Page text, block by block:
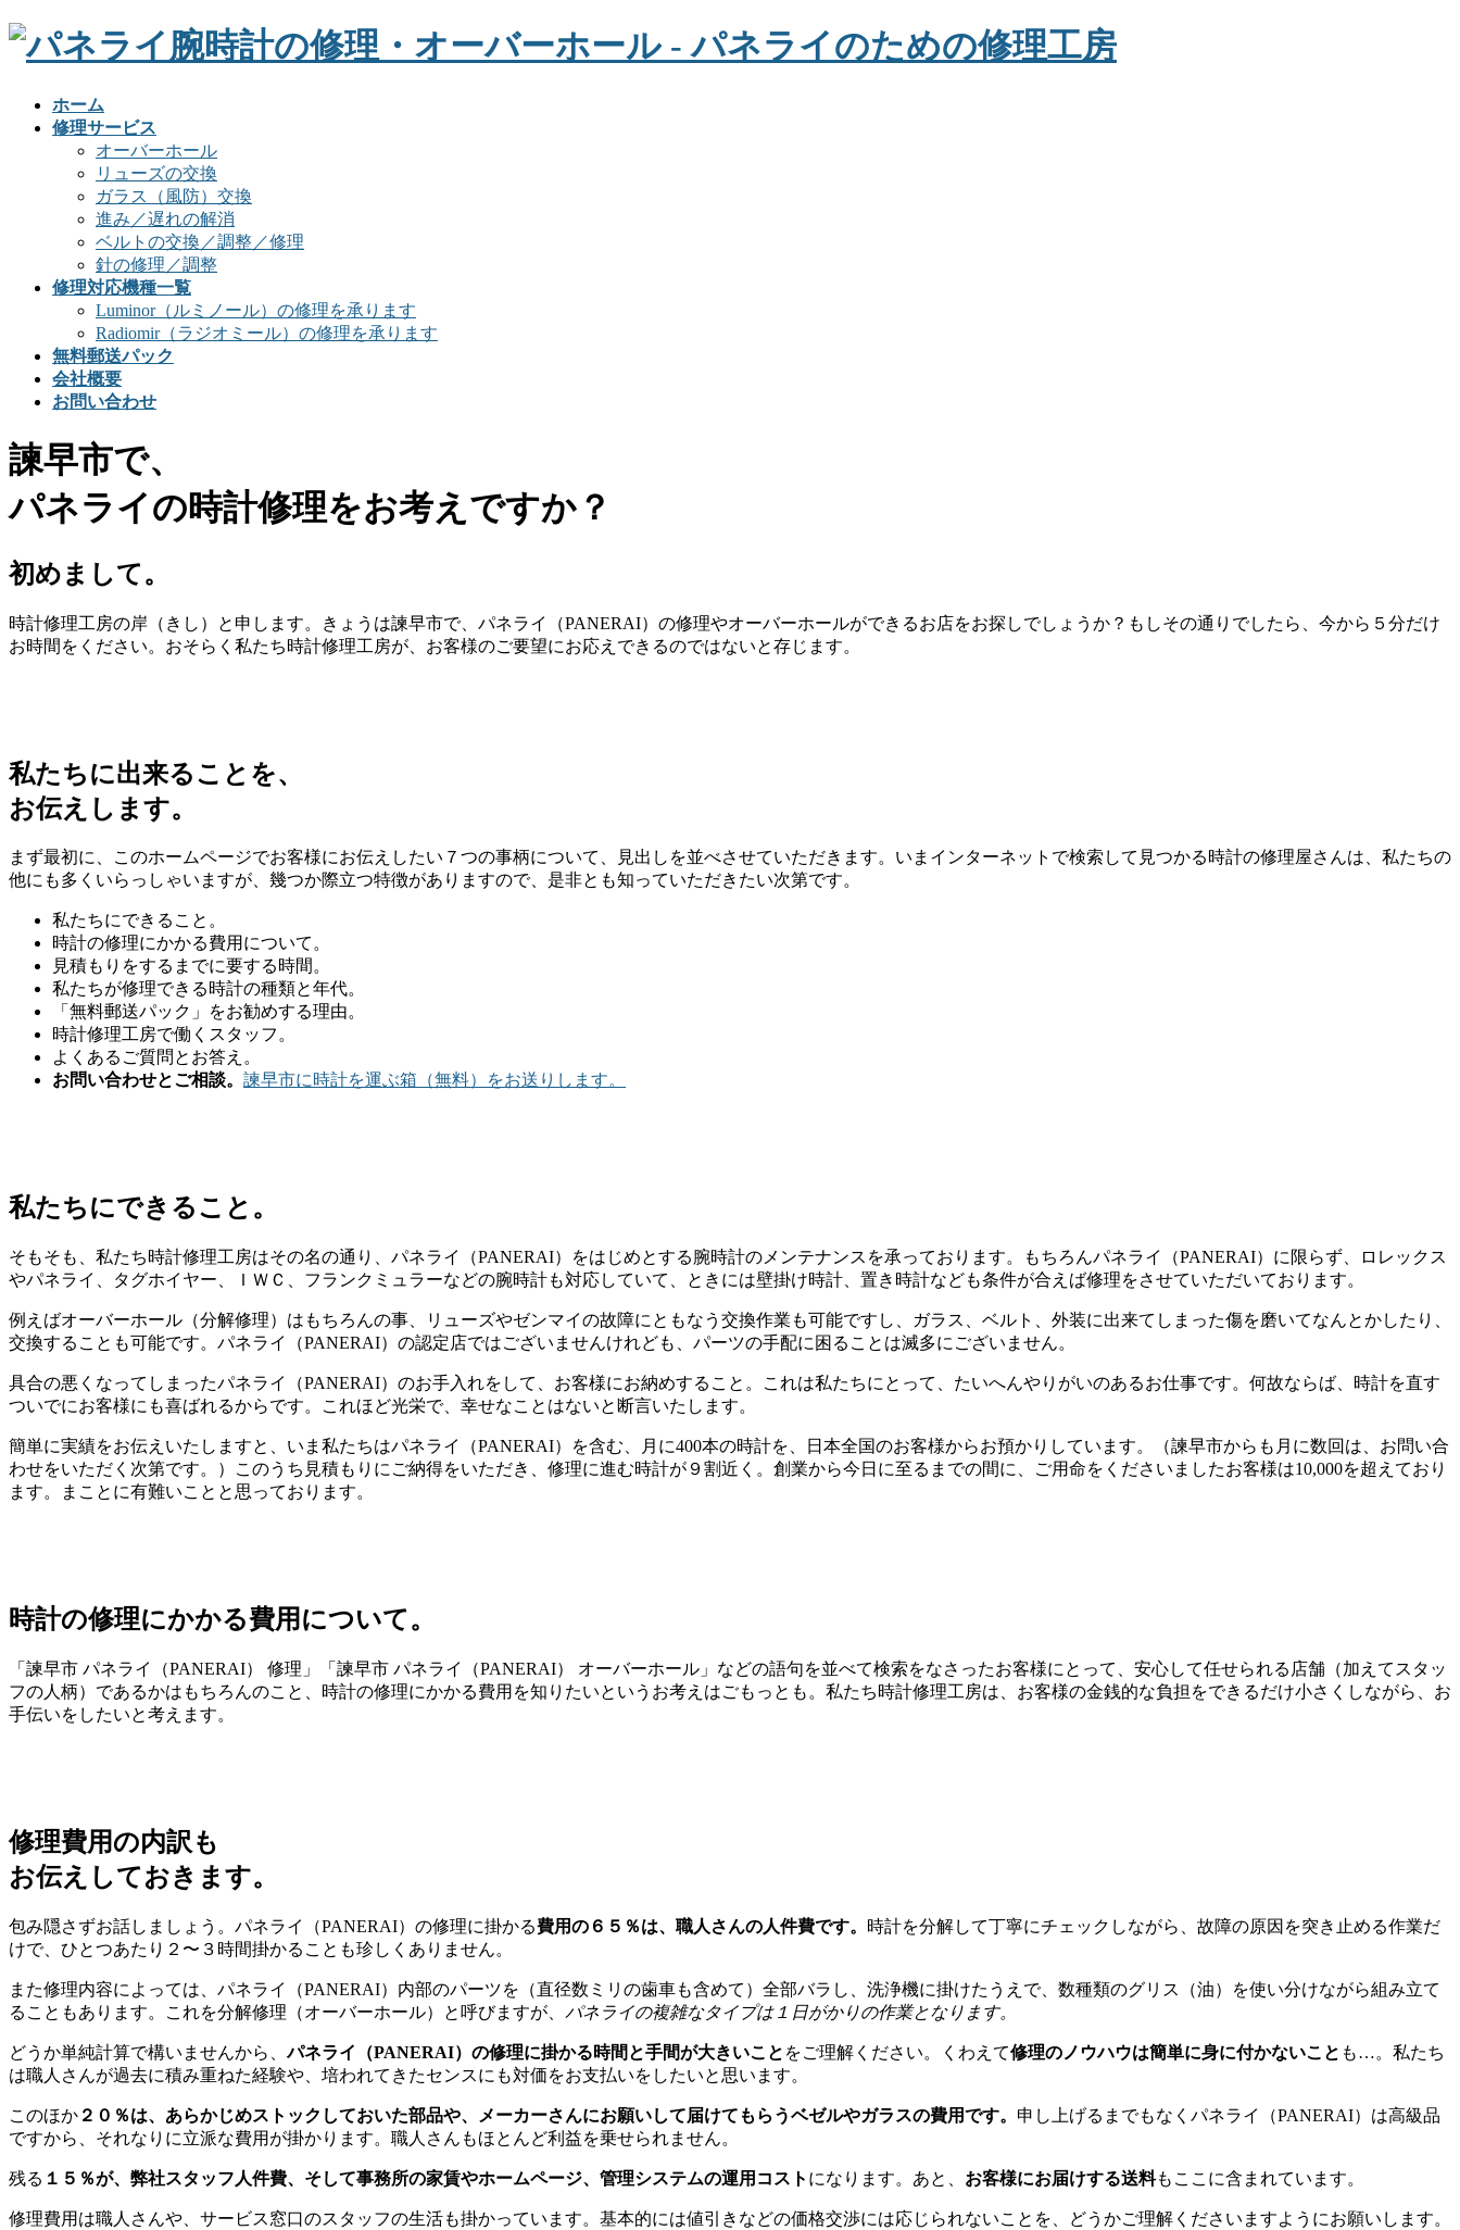
ホーム
修理サービス
オーバーホール
リューズの交換
ガラス（風防）交換
進み／遅れの解消
ベルトの交換／調整／修理
針の修理／調整
修理対応機種一覧
Luminor（ルミノール）の修理を承ります
Radiomir（ラジオミール）の修理を承ります
無料郵送パック
会社概要
お問い合わせ
諫早市で、
パネライの時計修理をお考えですか？
初めまして。
時計修理工房の岸（きし）と申します。きょうは諫早市で、パネライ（PANERAI）の修理やオーバーホールができるお店をお探しでしょうか？もしその通りでしたら、今から５分だけ
お時間をください。おそらく私たち時計修理工房が、お客様のご要望にお応えできるのではないと存じます。
私たちに出来ることを、
お伝えします。
まず最初に、このホームページでお客様にお伝えしたい７つの事柄について、見出しを並べさせていただきます。いまインターネットで検索して見つかる時計の修理屋さんは、私たちの
他にも多くいらっしゃいますが、幾つか際立つ特徴がありますので、是非とも知っていただきたい次第です。
私たちにできること。
時計の修理にかかる費用について。
見積もりをするまでに要する時間。
私たちが修理できる時計の種類と年代。
「無料郵送パック」をお勧めする理由。
時計修理工房で働くスタッフ。
よくあるご質問とお答え。
お問い合わせとご相談。 諫早市に時計を運ぶ箱（無料）をお送りします。
私たちにできること。
そもそも、私たち時計修理工房はその名の通り、パネライ（PANERAI）をはじめとする腕時計のメンテナンスを承っております。もちろんパネライ（PANERAI）に限らず、ロレックス
やパネライ、タグホイヤー、ＩＷＣ、フランクミュラーなどの腕時計も対応していて、ときには壁掛け時計、置き時計なども条件が合えば修理をさせていただいております。
例えばオーバーホール（分解修理）はもちろんの事、リューズやゼンマイの故障にともなう交換作業も可能ですし、ガラス、ベルト、外装に出来てしまった傷を磨いてなんとかしたり、
交換することも可能です。パネライ（PANERAI）の認定店ではございませんけれども、パーツの手配に困ることは滅多にございません。
具合の悪くなってしまったパネライ（PANERAI）のお手入れをして、お客様にお納めすること。これは私たちにとって、たいへんやりがいのあるお仕事です。何故ならば、時計を直す
ついでにお客様にも喜ばれるからです。これほど光栄で、幸せなことはないと断言いたします。
簡単に実績をお伝えいたしますと、いま私たちはパネライ（PANERAI）を含む、月に400本の時計を、日本全国のお客様からお預かりしています。（諫早市からも月に数回は、お問い合
わせをいただく次第です。）このうち見積もりにご納得をいただき、修理に進む時計が９割近く。創業から今日に至るまでの間に、ご用命をくださいましたお客様は10,000を超えており
ます。まことに有難いことと思っております。
時計の修理にかかる費用について。
「諫早市 パネライ（PANERAI） 修理」「諫早市 パネライ（PANERAI） オーバーホール」などの語句を並べて検索をなさったお客様にとって、安心して任せられる店舗（加えてスタッ
フの人柄）であるかはもちろんのこと、時計の修理にかかる費用を知りたいというお考えはごもっとも。私たち時計修理工房は、お客様の金銭的な負担をできるだけ小さくしながら、お
手伝いをしたいと考えます。
修理費用の内訳も
お伝えしておきます。
包み隠さずお話しましょう。パネライ（PANERAI）の修理に掛かる費用の６５％は、職人さんの人件費です。 時計を分解して丁寧にチェックしながら、故障の原因を突き止める作業だ
けで、ひとつあたり２〜３時間掛かることも珍しくありません。
また修理内容によっては、パネライ（PANERAI）内部のパーツを（直径数ミリの歯車も含めて）全部バラし、洗浄機に掛けたうえで、数種類のグリス（油）を使い分けながら組み立て
ることもあります。これを分解修理（オーバーホール）と呼びますが、 パネライの複雑なタイプは１日がかりの作業となります。
どうか単純計算で構いませんから、パネライ（PANERAI）の修理に掛かる時間と手間が大きいこと をご理解ください。くわえて修理のノウハウは簡単に身に付かないこと も…。私たち
は職人さんが過去に積み重ねた経験や、培われてきたセンスにも対価をお支払いをしたいと思います。
このほか ２０％は、あらかじめストックしておいた部品や、メーカーさんにお願いして届けてもらうベゼルやガラスの費用です。 申し上げるまでもなくパネライ（PANERAI）は高級品
ですから、それなりに立派な費用が掛かります。職人さんもほとんど利益を乗せられません。
残る １５％が、弊社スタッフ人件費、そして事務所の家賃やホームページ、管理システムの運用コスト になります。あと、 お客様にお届けする送料もここに含まれています。
修理費用は職人さんや、サービス窓口のスタッフの生活も掛かっています。基本的には値引きなどの価格交渉には応じられないことを、どうかご理解くださいますようにお願いします。